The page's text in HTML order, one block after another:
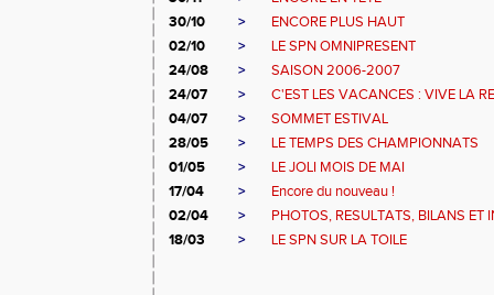
30/10
>
ENCORE PLUS HAUT
02/10
>
LE SPN OMNIPRESENT
24/08
>
SAISON 2006-2007
24/07
>
C'EST LES VACANCES : VIVE LA
04/07
>
SOMMET ESTIVAL
28/05
>
LE TEMPS DES CHAMPIONNATS
01/05
>
LE JOLI MOIS DE MAI
17/04
>
Encore du nouveau !
02/04
>
PHOTOS, RESULTATS, BILANS ET
18/03
> LE SPN SUR LA TOILE